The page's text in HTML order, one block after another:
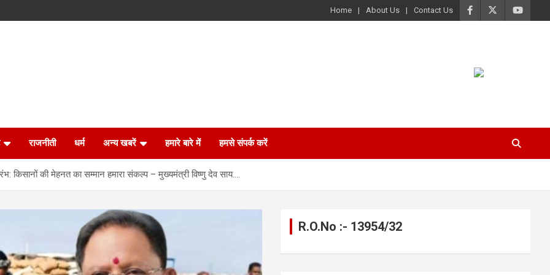
Home About Us Contact Us
राजनीती धर्म अन्य खबरें हमारे बारे में हमसे संपर्क करें
किसानों की मेहनत का सम्मान हमारा संकल्प – मुख्यमंत्री विष्णु देव साय….
R.O.No :- 13954/32